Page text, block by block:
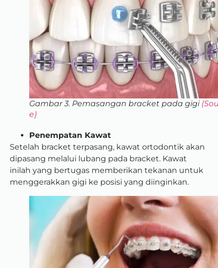
Gambar 3. Pemasangan bracket pada gigi
e)
Penempatan Kawat
Setelah bracket terpasang, kawat ortodontik akan
dipasang melalui lubang pada bracket. Kawat
inilah yang bertugas memberikan tekanan untuk
menggerakkan gigi ke posisi yang diinginkan.